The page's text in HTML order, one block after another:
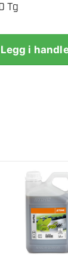
Tg
i